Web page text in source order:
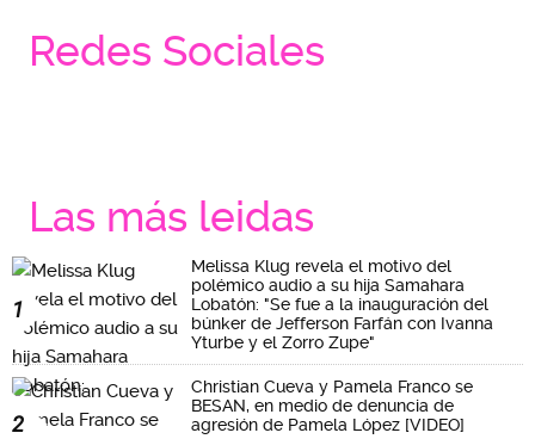
Redes Sociales
Las más leidas
1
Melissa Klug revela el motivo del
polémico audio a su hija Samahara
Lobatón: "Se fue a la inauguración del
búnker de Jefferson Farfán con Ivanna
Yturbe y el Zorro Zupe"
2
Christian Cueva y Pamela Franco se
BESAN, en medio de denuncia de
agresión de Pamela López [VIDEO]